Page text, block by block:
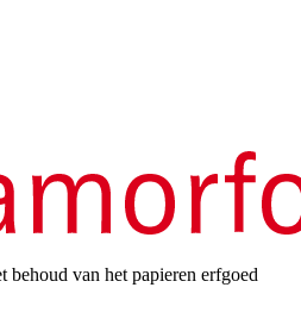
behoud van het papieren erfgoed